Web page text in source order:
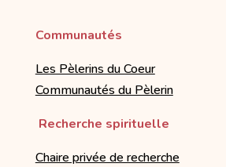
Communautés
Les Pèlerins du Coeur
Communautés du Pèlerin
Recherche spirituelle
Chaire privée de recherche